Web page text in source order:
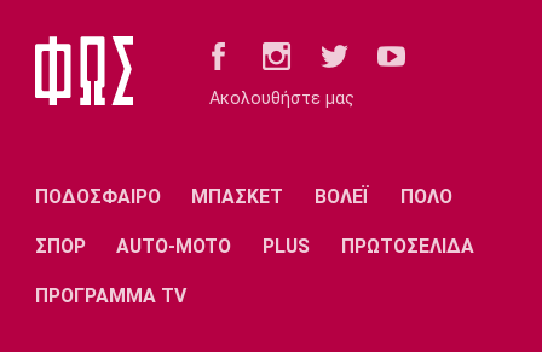
Γιουνάιτεντ
Σίτι
Ακολουθήστε μας
ΠΟΔΟΣΦΑΙΡΟ ΜΠΑΣΚΕΤ ΒΟΛΕΪ ΠΟΛΟ
ΣΠΟΡ AUTO-MOTO PLUS ΠΡΩΤΟΣΕΛΙΔΑ
ΠΡΟΓΡΑΜΜΑ TV